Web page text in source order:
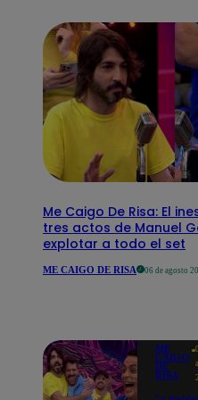
Me Caigo De Risa: El
tres actos de Manuel
explotar a todo el set
ME CAIGO DE RISA 06 de agosto
ME
CAIGO
DE
RISA